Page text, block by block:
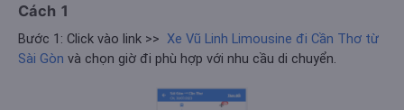
Cách 1
Bước 1: Click vào link >> Xe Vũ Linh Limousine đi Cần Thơ từ
Sài Gòn và chọn giờ đi phù hợp với nhu cầu di chuyển.